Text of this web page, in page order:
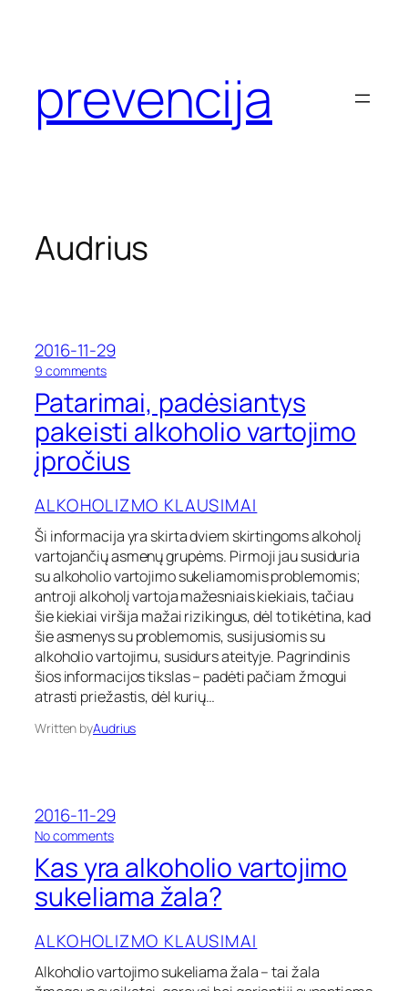
prevencija
Audrius
2016-11-29
9 commentso
P
a
t
a
r
m
i
,
p
a
d
ė
s
i
a
n
y
e
i
t
i
a
k
h
Patarimai, padėsiantys
pakeisti alkoholio vartojimo
įpročius
ALKOHOLIZMO KLAUSIMAI
Ši informacija yra skirta dviem skirtingoms alkoholį
vartojančių asmenų grupėms. Pirmoji jau susiduria
su alkoholio vartojimo sukeliamomis problemomis;
antroji alkoholį vartoja mažesniais kiekiais, tačiau
šie kiekiai viršija mažai rizikingus, dėl to tikėtina, kad
šie asmenys su problemomis, susijusiomis su
alkoholio vartojimu, susidurs ateityje. Pagrindinis
šios informacijos tikslas – padėti pačiam žmogui
atrasti priežastis, dėl kurių…
Written byAudrius
2016-11-29
No commentso
K
a
s
r
a
Kas yra alkoholio vartojimo
sukeliama žala?
ALKOHOLIZMO KLAUSIMAI
Alkoholio vartojimo sukeliama žala – tai žala